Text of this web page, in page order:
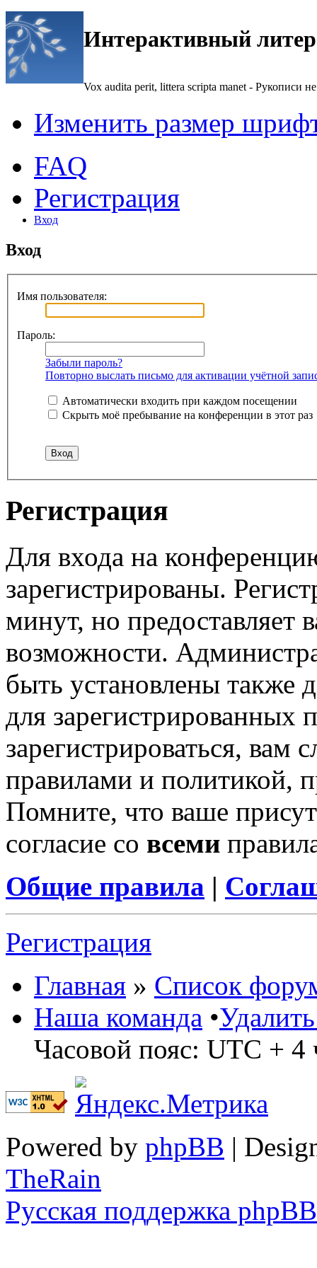
Интерактивный
Vox audita perit, littera scripta manet - Рукописи не
Изменить размер
FAQ
Регистрация
Вход
Вход
Имя пользователя:
Пароль:
Забыли пароль?
Повторно выслать письмо для активации учётной
Автоматически входить при каждом посещении
Скрыть моё пребывание на конференции в этот раз
Регистрация
Для входа на
зарегистрированы.
минут, но предоставляет
возможности.
быть установлены также
для зарегистрированных
зарегистрироваться, вам
правилами и политикой,
Помните, что ваше
согласие со всеми
Общие правила |
Регистрация
Главная » Список
Наша команда •
Часовой пояс: UTC + 4
Powered by phpBB |
TheRain
Русская поддержка phpBB